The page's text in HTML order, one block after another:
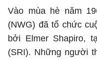
Vào mùa hè năm
(NWG) đã tổ chức
bởi Elmer Shapiro,
(SRI). Những người